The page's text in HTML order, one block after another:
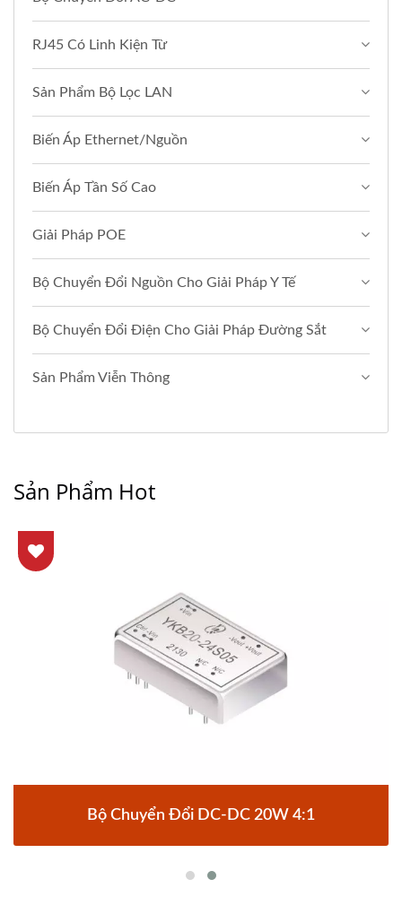
RJ45 Có Linh Kiện Từ
Sản Phẩm Bộ Lọc LAN
Biến Áp Ethernet/Nguồn
Biến Áp Tần Số Cao
Giải Pháp POE
Bộ Chuyển Đổi Nguồn Cho Giải Pháp Y Tế
Bộ Chuyển Đổi Điện Cho Giải Pháp Đường Sắt
Sản Phẩm Viễn Thông
Sản Phẩm Hot
Bộ Chuyển Đổi DC-DC 20W 4:1